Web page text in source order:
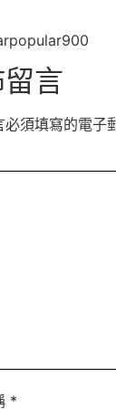
言
必須填寫的電子
*